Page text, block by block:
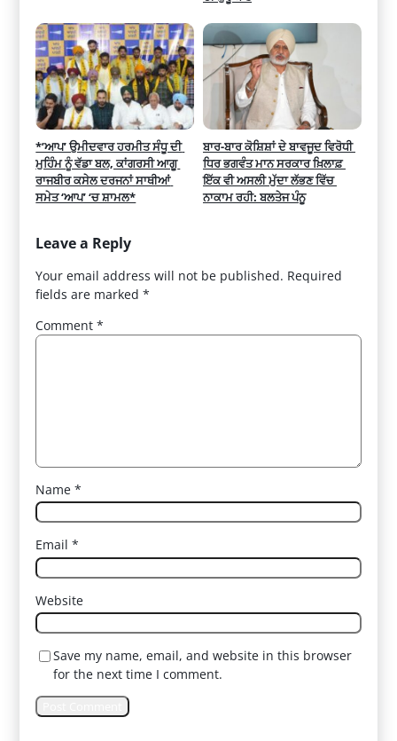
*’ਆਪ’ ਉਮੀਦਵਾਰ ਹਰਮੀਤ ਸੰਧੂ ਦੀ
ਮੁਹਿੰਮ ਨੂੰ ਵੱਡਾ ਬਲ, ਕਾਂਗਰਸੀ ਆਗੂ
ਰਾਜਬੀਰ ਕਸੇਲ ਦਰਜਨਾਂ ਸਾਥੀਆਂ
ਸਮੇਤ ‘ਆਪ’ ‘ਚ ਸ਼ਾਮਲ*
ਬਾਰ-ਬਾਰ ਕੋਸ਼ਿਸ਼ਾਂ ਦੇ ਬਾਵਜੂਦ ਵਿਰੋਧੀ
ਧਿਰ ਭਗਵੰਤ ਮਾਨ ਸਰਕਾਰ ਖ਼ਿਲਾਫ਼
ਇੱਕ ਵੀ ਅਸਲੀ ਮੁੱਦਾ ਲੱਭਣ ਵਿੱਚ
ਨਾਕਾਮ ਰਹੀ: ਬਲਤੇਜ ਪੰਨੂ
Leave a Reply
Your email address will not be published. Required
fields are marked*
Comment*
Name*
Email*
Website
Save my name, email, and website in this browser
for the next time I comment.